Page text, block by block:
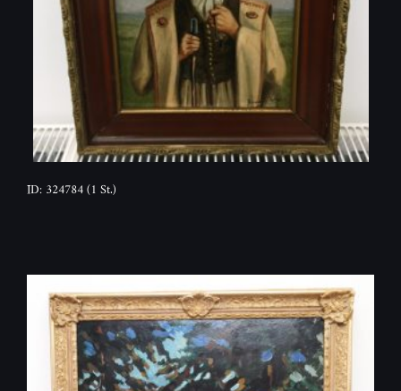
ID: 324784(1 St.)